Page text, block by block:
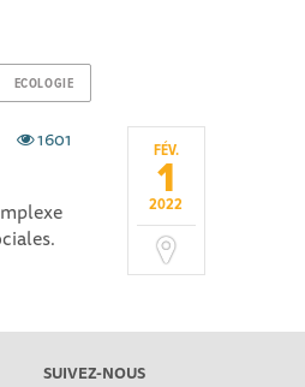
ECOLOGIE
FÉV.
1
2022
1601
SUIVEZ-NOUS